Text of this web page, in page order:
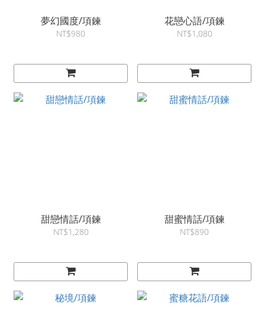
夢幻國度/項鍊
NT$980
花戀心語/項鍊
NT$1,080
甜戀情話/項鍊
NT$1,280
甜蜜情話/項鍊
NT$890